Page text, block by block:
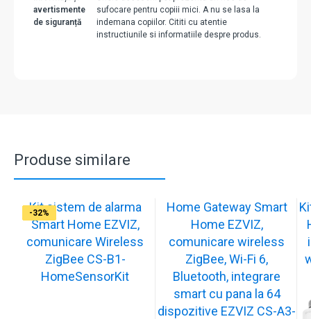
avertismente
de siguranță
sufocare pentru copiii mici. A nu se lasa la
indemana copiilor. Cititi cu atentie
instructiunile si informatiile despre produs.
Produse similare
-17%
Kit sistem de alarma
Smart Home EZVIZ,
comunicare Wireless
ZigBee CS-B1-
HomeSensorKit
-17%
Home Gateway Smart
Home EZVIZ,
comunicare wireless
ZigBee, Wi-Fi 6,
Bluetooth, integrare
smart cu pana la 64
dispozitive EZVIZ CS-A3-
-17%
-17%
-17%
-32%
-32%